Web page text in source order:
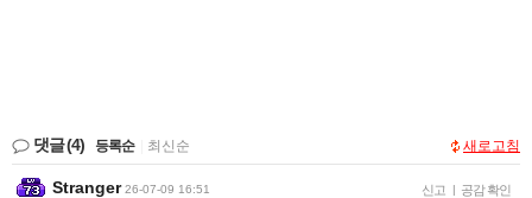
댓글(4) 등록순 최신순 새로고침
Stranger 26-07-09 16:51 신고 | 공감 확인